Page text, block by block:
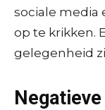
sociale media
op te krikken.
gelegenheid